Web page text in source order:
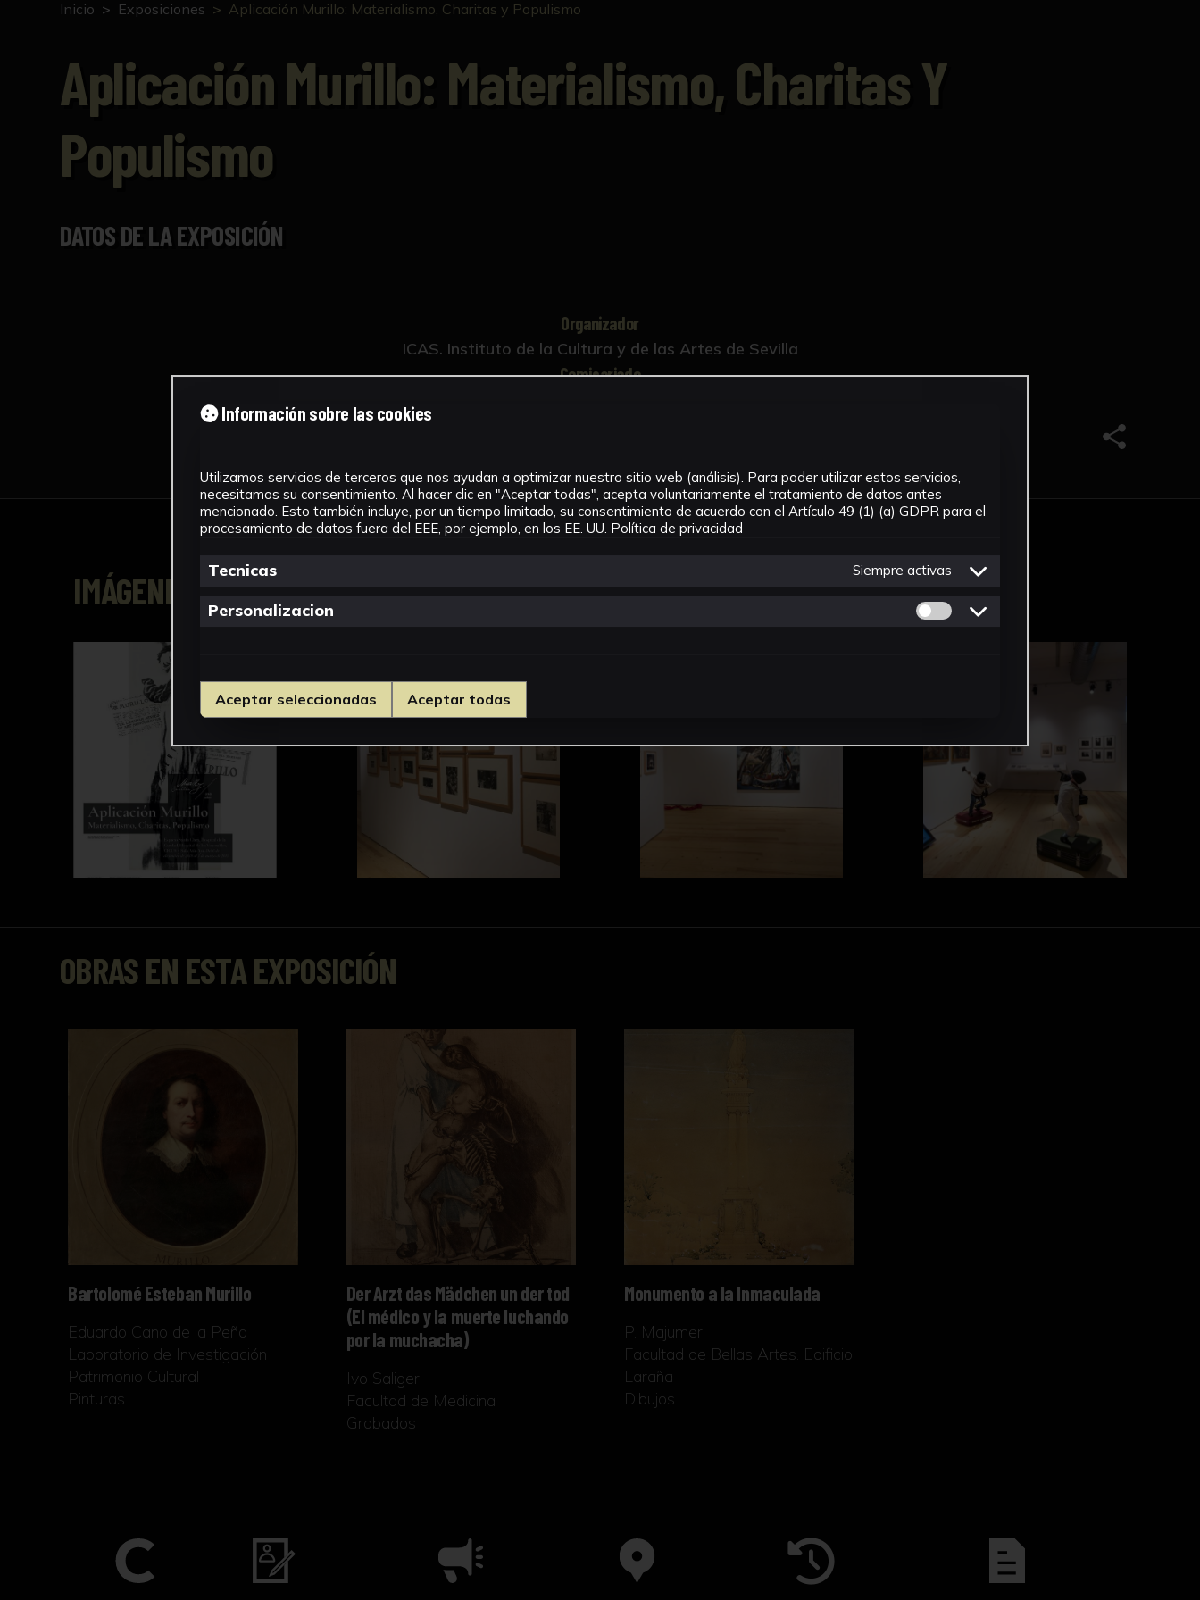
Inicio Exposiciones Aplicación Murillo: Materialismo, Charitas y Populismo
Aplicación Murillo: Materialismo, Charitas Y
Populismo
DATOS DE LA EXPOSICIÓN
Organizador
ICAS. Instituto de la Cultura y de las Artes de Sevilla
Comisariado
Compartir
IMÁGENES
OBRAS EN ESTA EXPOSICIÓN
Bartolomé Esteban Murillo
Bartolomé Esteban Murillo
Eduardo Cano de la Peña
Laboratorio de Investigación
Patrimonio Cultural
Pinturas
Der Arzt das Mädchen un der tod (El médico y la muerte luchando por la muchacha)
Der Arzt das Mädchen un der tod
(El médico y la muerte luchando
por la muchacha)
Ivo Saliger
Facultad de Medicina
Grabados
Monumento a la Inmaculada
Monumento a la Inmaculada
P. Majumer
Facultad de Bellas Artes. Edificio
Laraña
Dibujos
Información sobre las cookies
Utilizamos servicios de terceros que nos ayudan a optimizar nuestro sitio web (análisis). Para poder utilizar estos servicios,
necesitamos su consentimiento. Al hacer clic en "Aceptar todas", acepta voluntariamente el tratamiento de datos antes
mencionado. Esto también incluye, por un tiempo limitado, su consentimiento de acuerdo con el Artículo 49 (1) (a) GDPR para el
procesamiento de datos fuera del EEE, por ejemplo, en los EE. UU. Política de privacidad
Tecnicas Siempre activas
Personalizacion Permitir cookies de Personalizacion
Aceptar seleccionadas Aceptar todas